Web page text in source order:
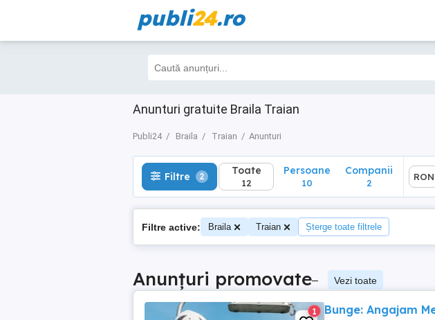
publi24.ro
Anunturi gratuite Braila Traian
Publi24 Braila Traian Anunturi
Filtre 2 Toate
12
Filtre 2 Toate
12
Persoane
10
Companii
2
RON
Filtre active: Braila Traian Șterge toate filtrele
Anunțuri promovate– Vezi toate
1 Bunge: Angajam